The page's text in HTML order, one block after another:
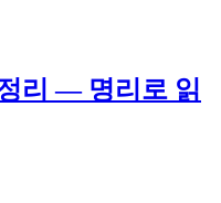
리 — 명리로 읽